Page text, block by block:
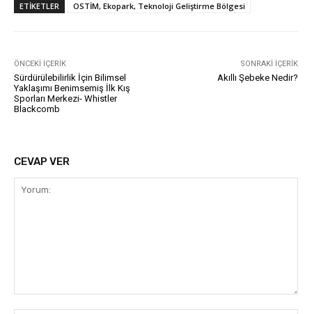
ETIKETLER OSTİM, Ekopark, Teknoloji Geliştirme Bölgesi
ÖNCEKI İÇERIK
Sürdürülebilirlik İçin Bilimsel
Yaklaşımı Benimsemiş İlk Kış
Sporları Merkezi- Whistler
Blackcomb
SONRAKI İÇERIK
Akıllı Şebeke Nedir?
CEVAP VER